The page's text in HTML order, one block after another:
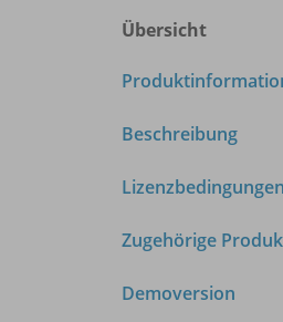
Übersicht
Beschreibung
Lizenzbedingungen
Zugehörige
Demoversion